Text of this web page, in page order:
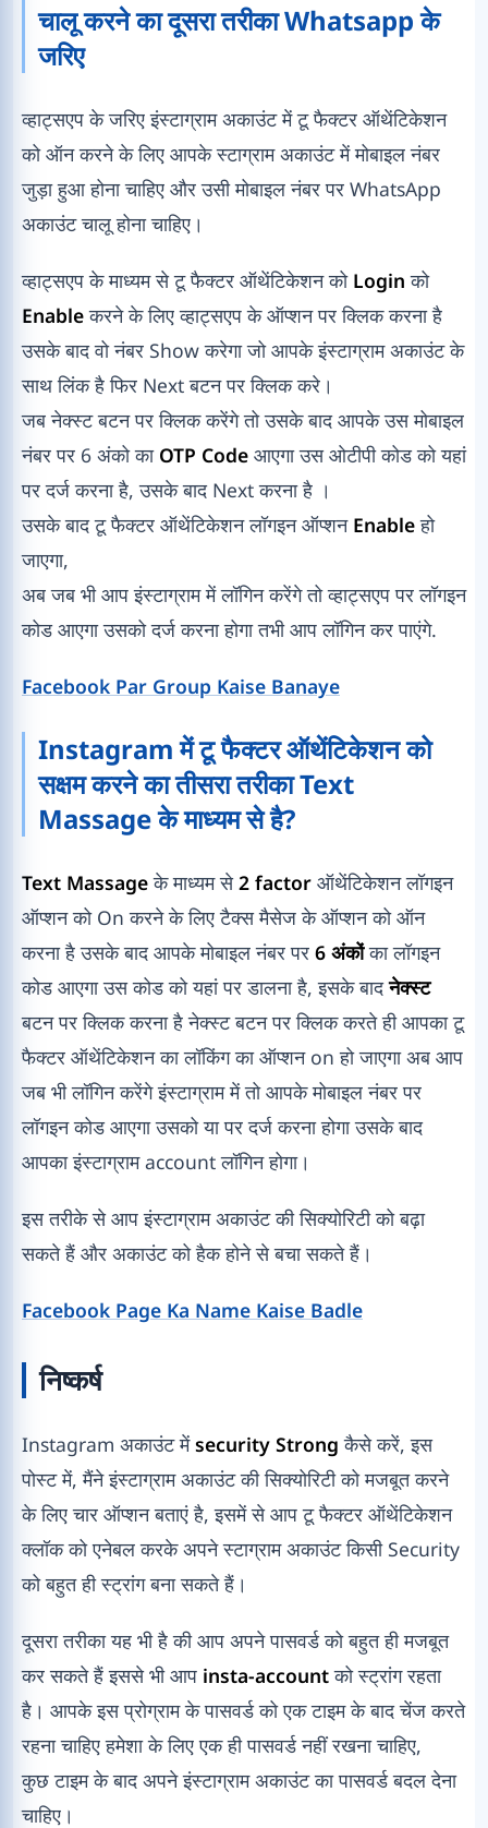
चालू करने का दूसरा तरीका Whatsapp के
जरिए
व्हाट्सएप के जरिए इंस्टाग्राम अकाउंट में टू फैक्टर ऑथेंटिकेशन
को ऑन करने के लिए आपके स्टाग्राम अकाउंट में मोबाइल नंबर
जुड़ा हुआ होना चाहिए और उसी मोबाइल नंबर पर WhatsApp
अकाउंट चालू होना चाहिए।
व्हाट्सएप के माध्यम से टू फैक्टर ऑथेंटिकेशन को Loginको
Enableकरने के लिए व्हाट्सएप के ऑप्शन पर क्लिक करना है
उसके बाद वो नंबर Show करेगा जो आपके इंस्टाग्राम अकाउंट के
साथ लिंक है फिर Next बटन पर क्लिक करे।
जब नेक्स्ट बटन पर क्लिक करेंगे तो उसके बाद आपके उस मोबाइल
नंबर पर 6 अंको का OTP Code आएगा उस ओटीपी कोड को यहां
पर दर्ज करना है, उसके बाद Next करना है ।
उसके बाद टू फैक्टर ऑथेंटिकेशन लॉगइन ऑप्शन Enableहो
जाएगा,
अब जब भी आप इंस्टाग्राम में लॉगिन करेंगे तो व्हाट्सएप पर लॉगइन
कोड आएगा उसको दर्ज करना होगा तभी आप लॉगिन कर पाएंगे.
Facebook Par Group Kaise Banaye
Instagram में टू फैक्टर ऑथेंटिकेशन को
सक्षम करने का तीसरा तरीका Text
Massage के माध्यम से है?
Text Massageके माध्यम से2 factor ऑथेंटिकेशन लॉगइन
ऑप्शन को On करने के लिए टैक्स मैसेज के ऑप्शन को ऑन
करना है उसके बाद आपके मोबाइल नंबर पर 6 अंकोंका लॉगइन
कोड आएगा उस कोड को यहां पर डालना है, इसके बादनेक्स्ट
बटन पर क्लिक करना है नेक्स्ट बटन पर क्लिक करते ही आपका टू
फैक्टर ऑथेंटिकेशन का लॉकिंग का ऑप्शन on हो जाएगा अब आप
जब भी लॉगिन करेंगे इंस्टाग्राम में तो आपके मोबाइल नंबर पर
लॉगइन कोड आएगा उसको या पर दर्ज करना होगा उसके बाद
आपका इंस्टाग्राम account लॉगिन होगा।
इस तरीके से आप इंस्टाग्राम अकाउंट की सिक्योरिटी को बढ़ा
सकते हैं और अकाउंट को हैक होने से बचा सकते हैं।
Facebook Page Ka Name Kaise Badle
निष्कर्ष
Instagram अकाउंट मेंsecurity Strong कैसे करें, इस
पोस्ट में, मैंने इंस्टाग्राम अकाउंट की सिक्योरिटी को मजबूत करने
के लिए चार ऑप्शन बताएं है, इसमें से आप टू फैक्टर ऑथेंटिकेशन
क्लॉक को एनेबल करके अपने स्टाग्राम अकाउंट किसी Security
को बहुत ही स्ट्रांग बना सकते हैं।
दूसरा तरीका यह भी है की आप अपने पासवर्ड को बहुत ही मजबूत
कर सकते हैं इससे भी आप insta-accountको स्ट्रांग रहता
है। आपके इस प्रोग्राम के पासवर्ड को एक टाइम के बाद चेंज करते
रहना चाहिए हमेशा के लिए एक ही पासवर्ड नहीं रखना चाहिए,
कुछ टाइम के बाद अपने इंस्टाग्राम अकाउंट का पासवर्ड बदल देना
चाहिए।